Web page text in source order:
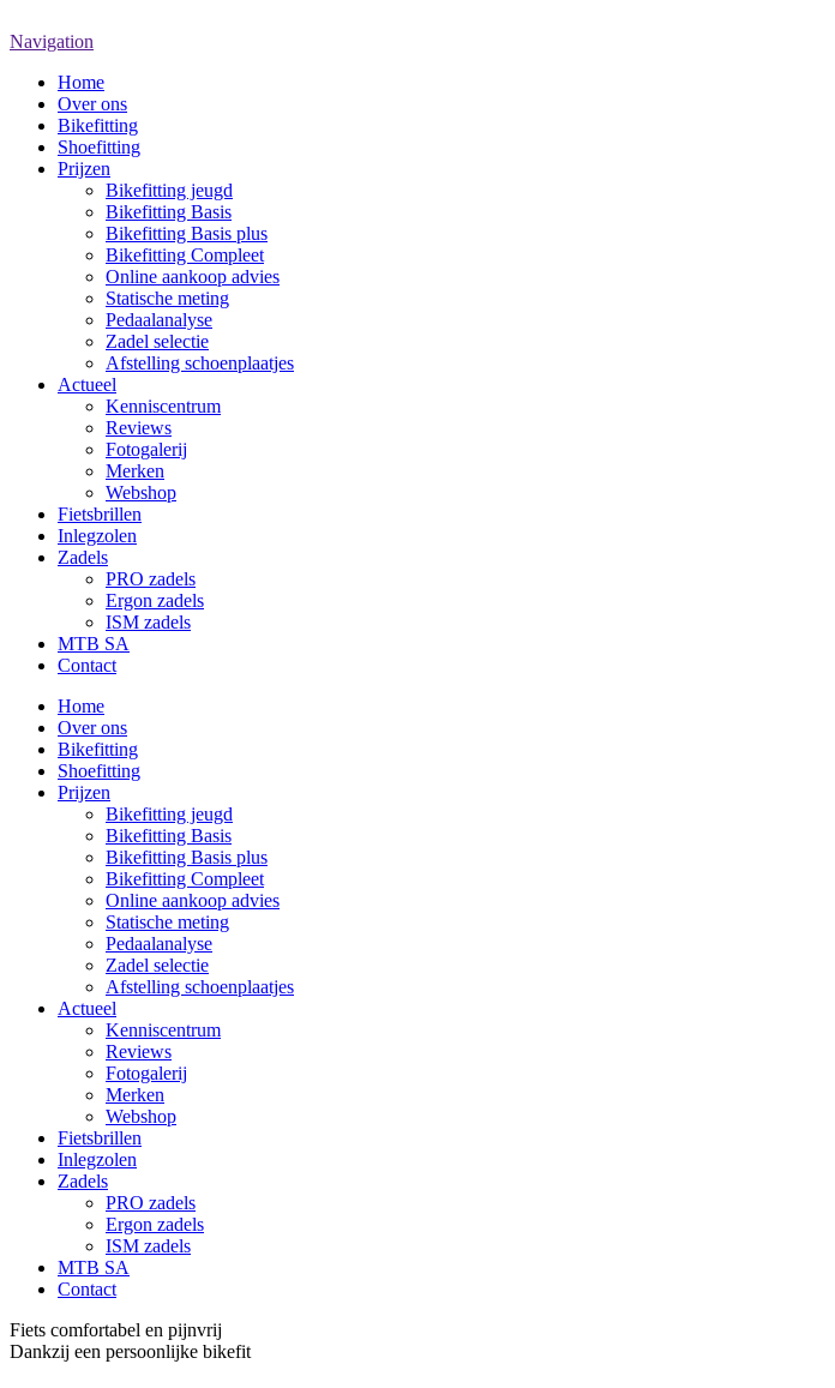
Navigation
Home
Over ons
Bikefitting
Shoefitting
Prijzen
Bikefitting jeugd
Bikefitting Basis
Bikefitting Basis plus
Bikefitting Compleet
Online aankoop advies
Statische meting
Pedaalanalyse
Zadel selectie
Afstelling schoenplaatjes
Actueel
Kenniscentrum
Reviews
Fotogalerij
Merken
Webshop
Fietsbrillen
Inlegzolen
Zadels
PRO zadels
Ergon zadels
ISM zadels
MTB SA
Contact
Home
Over ons
Bikefitting
Shoefitting
Prijzen
Bikefitting jeugd
Bikefitting Basis
Bikefitting Basis plus
Bikefitting Compleet
Online aankoop advies
Statische meting
Pedaalanalyse
Zadel selectie
Afstelling schoenplaatjes
Actueel
Kenniscentrum
Reviews
Fotogalerij
Merken
Webshop
Fietsbrillen
Inlegzolen
Zadels
PRO zadels
Ergon zadels
ISM zadels
MTB SA
Contact
Fiets comfortabel en pijnvrij
Dankzij een persoonlijke bikefit